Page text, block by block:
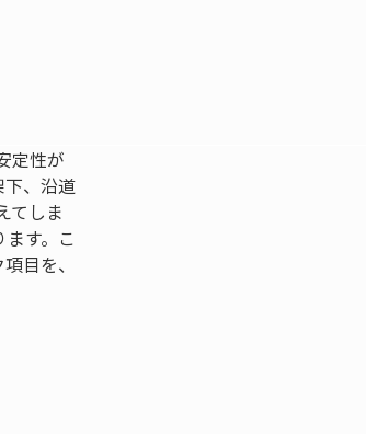
定性が
、沿道
てしま
す。こ
目を、